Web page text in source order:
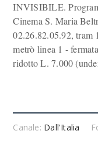
INVISIBILE.
Cinema S. Maria
02.26.82.05.92, tram
metrò linea 1 -
ridotto L. 7.000
Canale: Dall'Italia